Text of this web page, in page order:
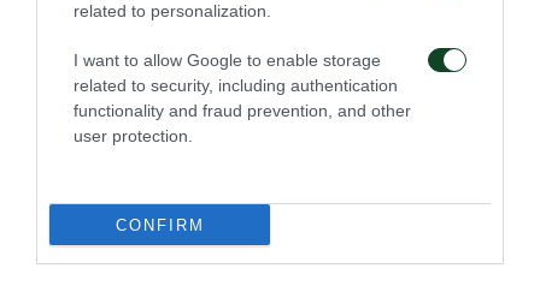
related to personalization.
I want to allow Google to enable storage
related to security, including authentication
functionality and fraud prevention, and other
user protection.
CONFIRM
Πρώτη προπόνηση για
τον Γκαρσία
06/08/2026
Για την πρόκριση στη
Σόφια